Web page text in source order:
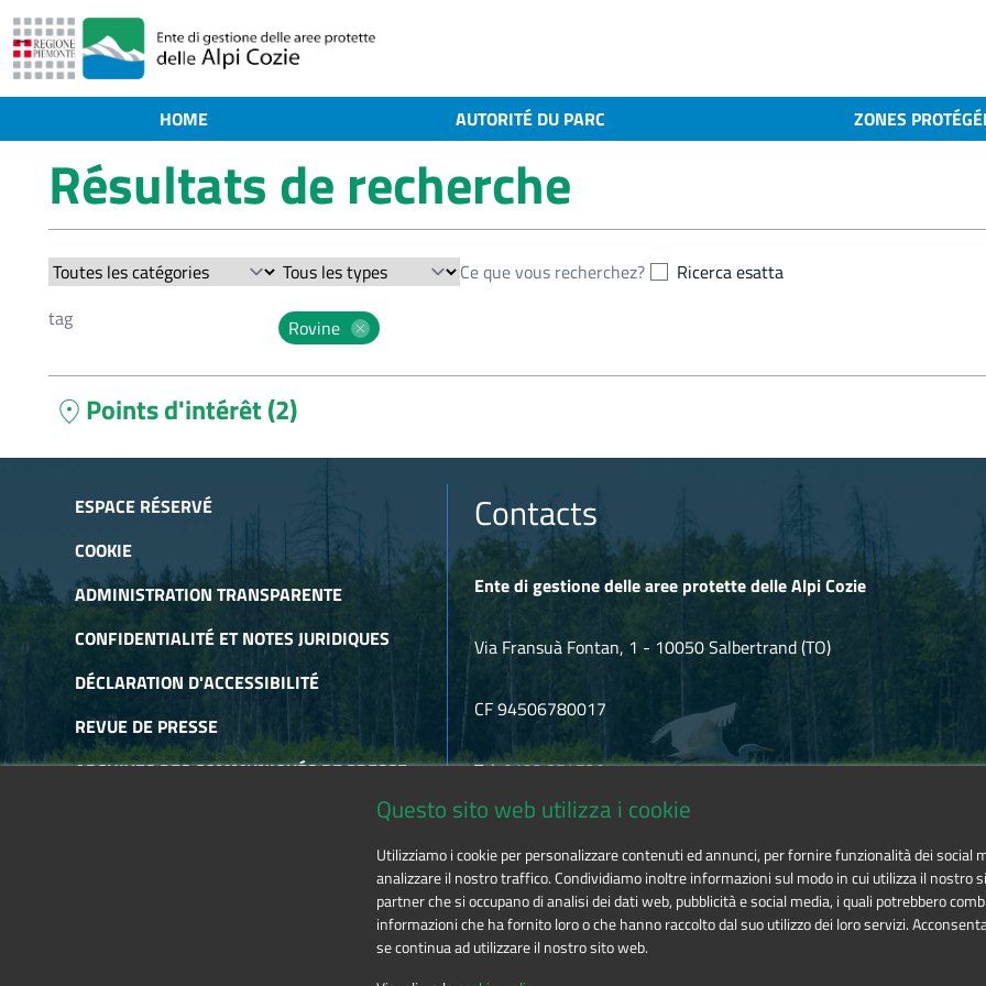
HOME AUTORITÉ DU PARC ZONES
Résultats de recherche
Ricerca esatta
Rovine
location_onPoints d'intérêt (2)
Forteresse de Colle delle Finestre
Fort en ruine avec tourelles rétractables, construit à la fin du XIXe siècle et faisant partie des fortifications de la Piazza di
Fort de San Moritio
Le fort San Moritio (San Maurizio) fut construit à partir de 1628 au Colle della Roussa pour contrer les éventuelles
le Dauphiné et le Piémont. Sa particularité réside dans le fait qu’il s’agit d’un des très rares exemples de fortification en
ESPACE RÉSERVÉ
COOKIE
ADMINISTRATION TRANSPARENTE
CONFIDENTIALITÉ ET NOTES JURIDIQUES
DÉCLARATION D'ACCESSIBILITÉ
REVUE DE PRESSE
ARCHIVES DES COMMUNIQUÉS DE PRESSE
Contacts
Ente di gestione delle aree protette delle Alpi Cozie
Via Fransuà Fontan, 1 - 10050 Salbertrand (TO)
CF 94506780017
Tel. 0122.854720
Questo sito web utilizza i cookie
Utilizziamo i cookie per personalizzare contenuti ed annunci, per fornire funzionalità dei social
analizzare il nostro traffico. Condividiamo inoltre informazioni sul modo in cui utilizza il nostro
partner che si occupano di analisi dei dati web, pubblicità e social media, i quali potrebbero
informazioni che ha fornito loro o che hanno raccolto dal suo utilizzo dei loro servizi.
se continua ad utilizzare il nostro sito web.